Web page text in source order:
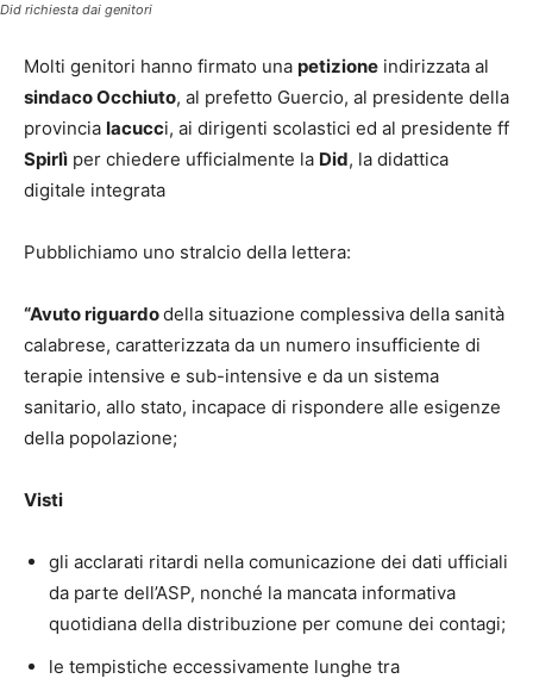
Did richiesta dai genitori
Molti genitori hanno firmato una petizione indirizzata al
sindaco Occhiuto, al prefetto Guercio, al presidente della
provincia Iacucci, ai dirigenti scolastici ed al presidente ff
Spirlì per chiedere ufficialmente la Did, la didattica
digitale integrata
Pubblichiamo uno stralcio della lettera:
“Avuto riguardodella situazione complessiva della sanità
calabrese, caratterizzata da un numero insufficiente di
terapie intensive e sub-intensive e da un sistema
sanitario, allo stato, incapace di rispondere alle esigenze
della popolazione;
Visti
gli acclarati ritardi nella comunicazione dei dati ufficiali
da parte dell’ASP, nonché la mancata informativa
quotidiana della distribuzione per comune dei contagi;
le tempistiche eccessivamente lunghe tra